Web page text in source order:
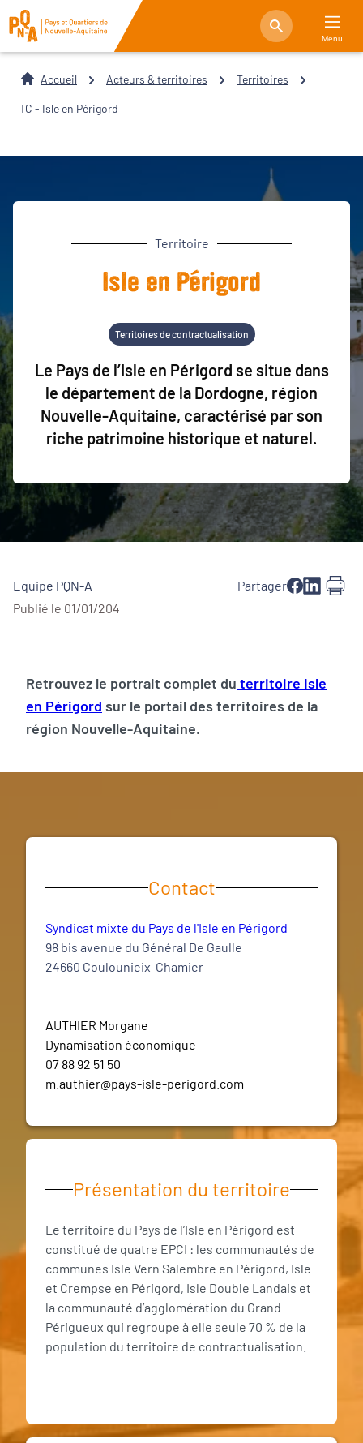
Menu
Accueil Acteurs & territoires Territoires
TC - Isle en Périgord
Territoire
Isle en Périgord
Territoires de contractualisation
Le Pays de l’Isle en Périgord se situe dans
le département de la Dordogne, région
Nouvelle-Aquitaine, caractérisé par son
riche patrimoine historique et naturel.
Equipe PQN-A
Publié le 01/01/204
Partager
Retrouvez le portrait complet du territoire Isle
en Périgord sur le portail des territoires de la
région Nouvelle-Aquitaine.
Contact
Syndicat mixte du Pays de l'Isle en Périgord
98 bis avenue du Général De Gaulle
24660 Coulounieix-Chamier
AUTHIER Morgane
Dynamisation économique
07 88 92 51 50
m.authier@pays-isle-perigord.com
Présentation du territoire
Le territoire du Pays de l’Isle en Périgord est
constitué de quatre EPCI : les communautés de
communes Isle Vern Salembre en Périgord, Isle
et Crempse en Périgord, Isle Double Landais et
la communauté d’agglomération du Grand
Périgueux qui regroupe à elle seule 70 % de la
population du territoire de contractualisation.